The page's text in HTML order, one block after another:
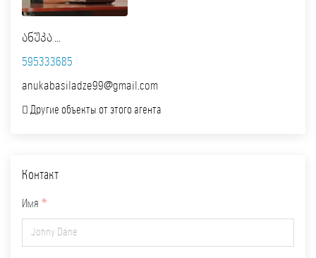
ანუკა ...
595333685
anukabasiladze99@gmail.com
Другие объекты от этого агента
Контакт
Имя